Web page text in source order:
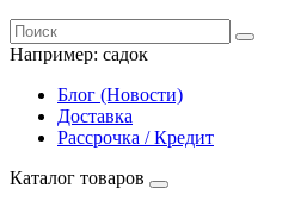
Например: садок
Блог (Новости)
Доставка
Рассрочка / Кредит
Каталог товаров